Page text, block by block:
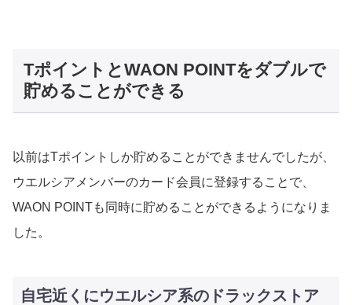
TポイントとWAON POINTをダブルで
貯めることができる
以前はTポイントしか貯めることができませんでしたが、
ウエルシアメンバーのカード会員に登録することで、
WAON POINTも同時に貯めることができるようになりま
した。
自宅近くにウエルシア系のドラックストア